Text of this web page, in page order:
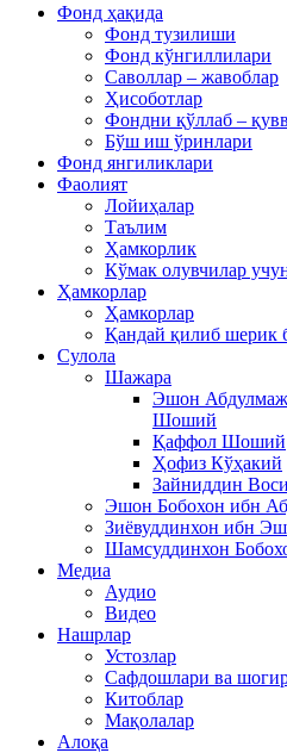
Фонд ҳақида
Фонд тузилиши
Фонд кўнгиллилари
Саволлар – жавоблар
Ҳисоботлар
Фондни қўллаб –
Бўш иш ўринлари
Фонд янгиликлари
Фаолият
Лойиҳалар
Таълим
Ҳамкорлик
Кўмак олувчилар
Ҳамкорлар
Ҳамкорлар
Қандай қилиб шерик
Сулола
Шажара
Эшон
Шоший
Қаффол Шоший
Ҳофиз Кўҳакий
Зайниддин
Эшон Бобохон ибн
Зиёвуддинхон ибн
Шамсуддинхон
Медиа
Аудио
Видео
Нашрлар
Устозлар
Сафдошлари ва
Китоблар
Мақолалар
Алоқа